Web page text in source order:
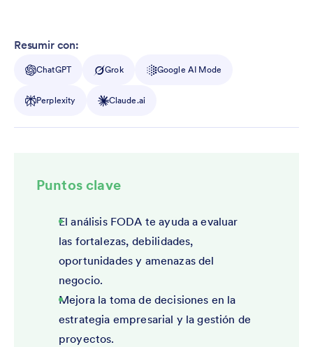
Resumir con:
ChatGPT Grok Google AI Mode
Perplexity Claude.ai
Puntos clave
El análisis FODA te ayuda a evaluar
las fortalezas, debilidades,
oportunidades y amenazas del
negocio.
Mejora la toma de decisiones en la
estrategia empresarial y la gestión de
proyectos.